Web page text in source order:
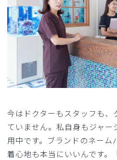
今はドクターもスタッフも、
ていません。私自身もジャー
用中です。ブランドのネーム
着心地も本当にいいんです。